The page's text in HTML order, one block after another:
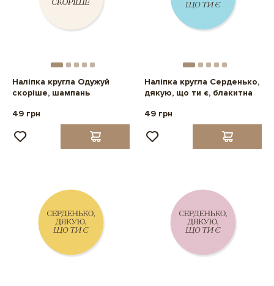
Наліпка кругла Одужуй
скоріше, шампань
49 грн
Наліпка кругла Серденько,
дякую, що ти є, блакитна
49 грн